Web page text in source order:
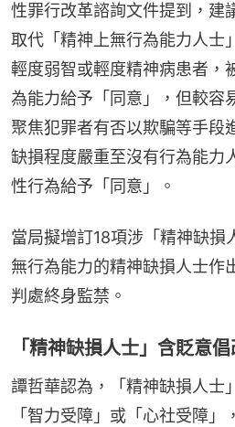
性罪行改革諮詢文件提到，建
取代「精神上無行為能力人士
輕度弱智或輕度精神病患者，
為能力給予「同意」，但較容
聚焦犯罪者有否以欺騙等手段
缺損程度嚴重至沒有行為能力
性行為給予「同意」。
當局擬增訂18項涉「精神缺損
無行為能力的精神缺損人士作
判處終身監禁。
「精神缺損人士」含貶意
譚哲華認為，「精神缺損人士
「智力受障」或「心社受障